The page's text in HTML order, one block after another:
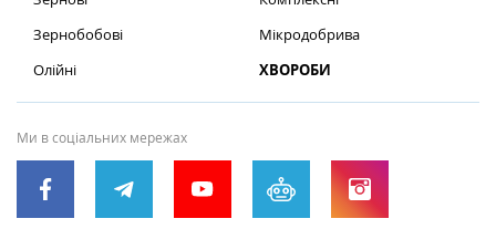
Зернобобові
Олійні
Мікродобрива
ХВОРОБИ
Ми в соціальних мережах